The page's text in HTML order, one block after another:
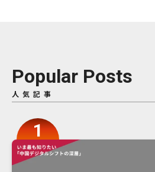
Popular Posts
人気記事